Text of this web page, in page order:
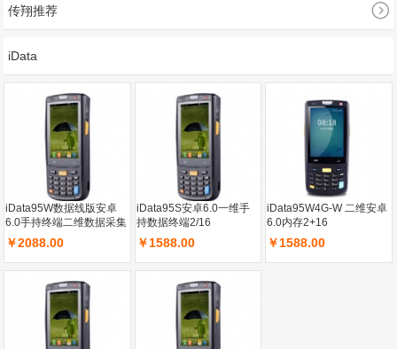
传翔推荐 
iData
iData95W数据线版安卓
6.0手持终端二维数据采集
器PDA手持终端4G盘点机
采集器
￥2088.00
iData95S安卓6.0一维手
持数据终端2/16
￥1588.00
iData95W4G-W 二维安卓
6.0内存2+16
￥1588.00